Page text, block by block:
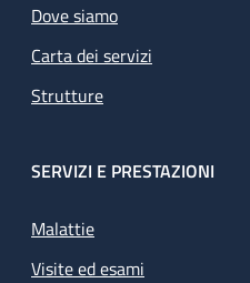
Dove siamo
Carta dei servizi
Strutture
SERVIZI E PRESTAZIONI
Malattie
Visite ed esami